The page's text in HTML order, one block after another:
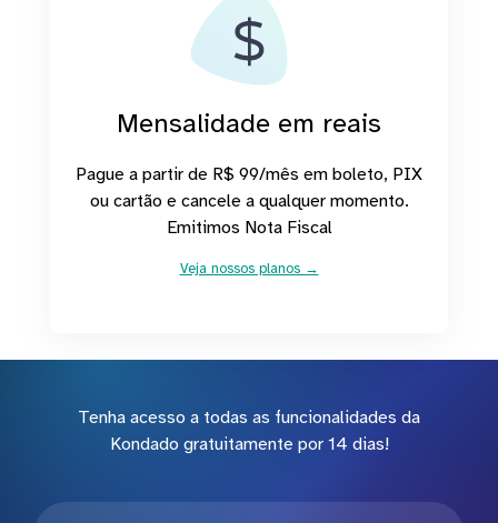
Mensalidade em reais
Pague a partir de R$ 99/mês em boleto, PIX
ou cartão e cancele a qualquer momento.
Emitimos Nota Fiscal
Veja nossos planos →
Tenha acesso a todas as funcionalidades da
Kondado gratuitamente por 14 dias!